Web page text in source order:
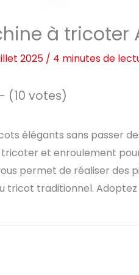
à tricoter
2025 / 4 minutes de
(10 votes)
élégants sans passer
tricoter et enroulement
permet de réaliser des
tricot traditionnel.